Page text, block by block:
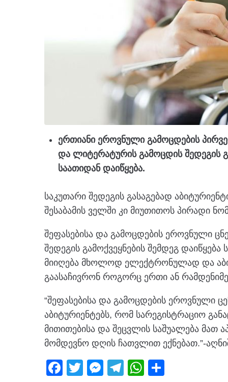
ერთიანი ეროვნული გამოცდების
და ლიტერატურის გამოცდის შედეგის
საათიდან დაიწყება.
საკუთარი შედეგის გასაგებად
შესაბამის ველში კი მიუთითოს პირადი
შეფასებისა და გამოცდების ეროვნული
შედეგის გამოქვეყნების შემდეგ
მიიღება მხოლოდ ელექტრონულად და
გაასაჩივრონ როგორც ერთი ან
“შეფასებისა და გამოცდების ეროვნული
აბიტურიენტებს, რომ სარეგისტრაციო
მითითებისა და შეცვლის საშუალება მათ
მომდევნო დღის ჩათვლით ექნებათ.”-
F
T
M
T
W